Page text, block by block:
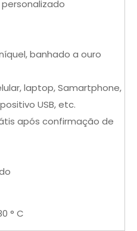
personalizado
banhado a ouro
laptop, Samartphone,
USB, etc.
após confirmação de
° C